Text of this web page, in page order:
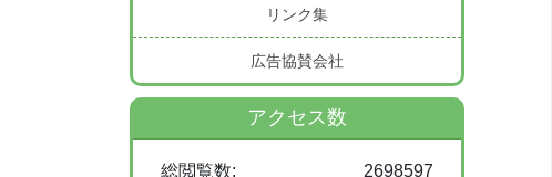
リンク集
広告協賛会社
アクセス数
2698597
総閲覧数: